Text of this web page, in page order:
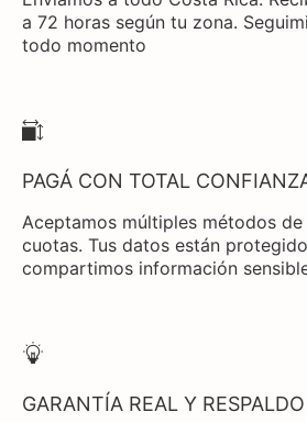
a 72 horas según tu zona.
todo momento
PAGÁ CON TOTAL
Aceptamos múltiples métodos
cuotas. Tus datos están
compartimos información
GARANTÍA REAL Y RESPALDO